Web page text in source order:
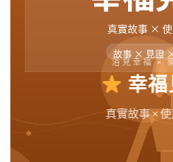
浴見幸福 ×
幸
真實故事 ×